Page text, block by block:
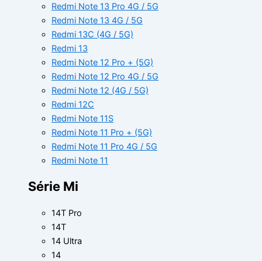
Redmi Note 13 Pro 4G / 5G
Redmi Note 13 4G / 5G
Redmi 13C (4G / 5G)
Redmi 13
Redmi Note 12 Pro + (5G)
Redmi Note 12 Pro 4G / 5G
Redmi Note 12 (4G / 5G)
Redmi 12C
Redmi Note 11S
Redmi Note 11 Pro + (5G)
Redmi Note 11 Pro 4G / 5G
Redmi Note 11
Série Mi
14T Pro
14T
14 Ultra
14